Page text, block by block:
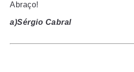
Abraço!
a)Sérgio Cabral